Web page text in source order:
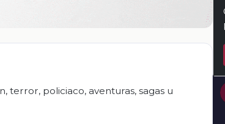
terror, policiaco, aventuras, sagas u